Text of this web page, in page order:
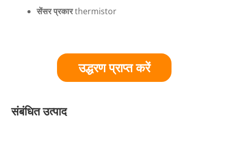
सेंसर प्रकारthermistor
उद्धरण प्राप्त करें
संबंधित उत्पाद